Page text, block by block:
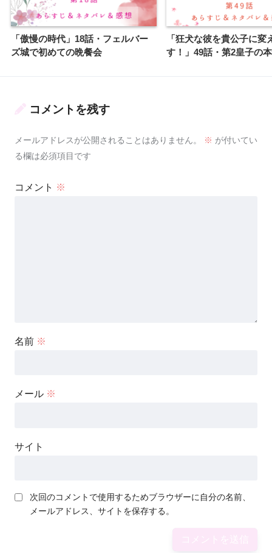
「傲慢の時代」18話・フェルバー
ズ城で初めての晩餐会
「狂犬な彼を貴公子に変
す！」49話・第2皇子の
コメントを残す
メールアドレスが公開されることはありません。 ※ が付いてい
る欄は必須項目です
コメント ※
名前 ※
メール ※
サイト
次回のコメントで使用するためブラウザーに自分の名前、
メールアドレス、サイトを保存する。